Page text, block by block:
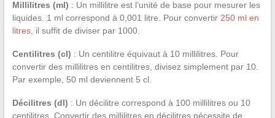
Millilitres (ml) : Un millilitre est l’unité de base pour mesurer les
liquides. 1 ml correspond à 0,001 litre. Pour convertir 250 ml en
litres, il suffit de diviser par 1000.
Centilitres (cl) : Un centilitre équivaut à 10 millilitres. Pour
convertir des millilitres en centilitres, divisez simplement par 10.
Par exemple, 50 ml deviennent 5 cl.
Décilitres (dl) : Un décilitre correspond à 100 millilitres ou 10
centilitres. Convertir des millilitres en décilitres nécessite de